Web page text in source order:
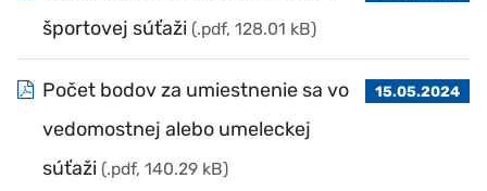
športovej súťaži (.pdf, 128.01 kB)
Počet bodov za umiestnenie sa vo
vedomostnej alebo umeleckej
súťaži (.pdf, 140.29 kB)
15.05.2024